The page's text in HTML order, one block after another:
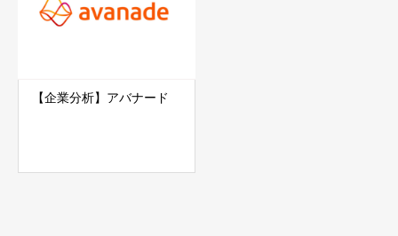
【企業分析】アバナード